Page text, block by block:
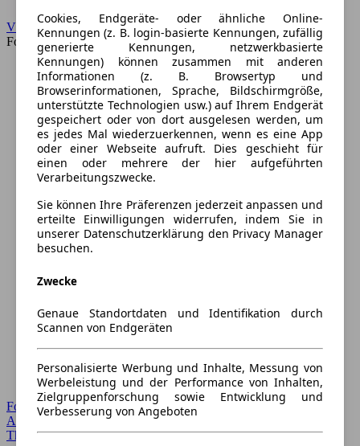
VW
Forum
Forum Startseite
Alle Auto-Foren
Themen-Forum
Cookies, Endgeräte- oder ähnliche Online-
Kennungen (z. B. login-basierte Kennungen, zufällig
generierte Kennungen, netzwerkbasierte
Kennungen) können zusammen mit anderen
Informationen (z. B. Browsertyp und
Browserinformationen, Sprache, Bildschirmgröße,
unterstützte Technologien usw.) auf Ihrem Endgerät
gespeichert oder von dort ausgelesen werden, um
es jedes Mal wiederzuerkennen, wenn es eine App
oder einer Webseite aufruft. Dies geschieht für
einen oder mehrere der hier aufgeführten
Verarbeitungszwecke.
Sie können Ihre Präferenzen jederzeit anpassen und
erteilte Einwilligungen widerrufen, indem Sie in
unserer Datenschutzerklärung den Privacy Manager
besuchen.
Zwecke
Genaue Standortdaten und Identifikation durch
Scannen von Endgeräten
Personalisierte Werbung und Inhalte, Messung von
Werbeleistung und der Performance von Inhalten,
Zielgruppenforschung sowie Entwicklung und
Verbesserung von Angeboten